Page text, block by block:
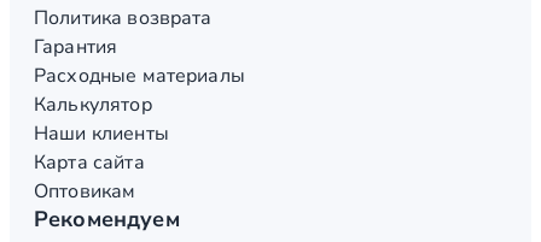
Политика возврата
Гарантия
Расходные материалы
Калькулятор
Наши клиенты
Карта сайта
Оптовикам
Рекомендуем